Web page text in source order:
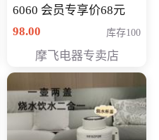
6060 会员专享价68元
98.00
库存100
摩飞电器专卖店